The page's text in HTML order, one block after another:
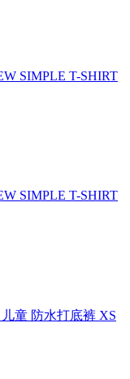
SIMPLE T-SHIRT
SIMPLE T-SHIRT
童 防水打底裤 XS